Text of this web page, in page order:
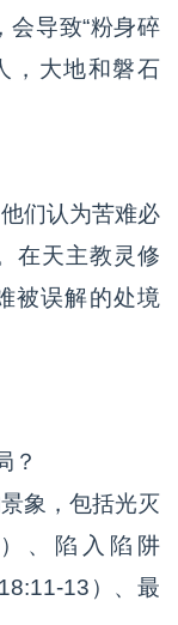
会导致“粉身碎
，大地和磐石
们认为苦难必
在天主教灵修
被误解的处境
？
象，包括光灭
、陷入陷阱
13）、最